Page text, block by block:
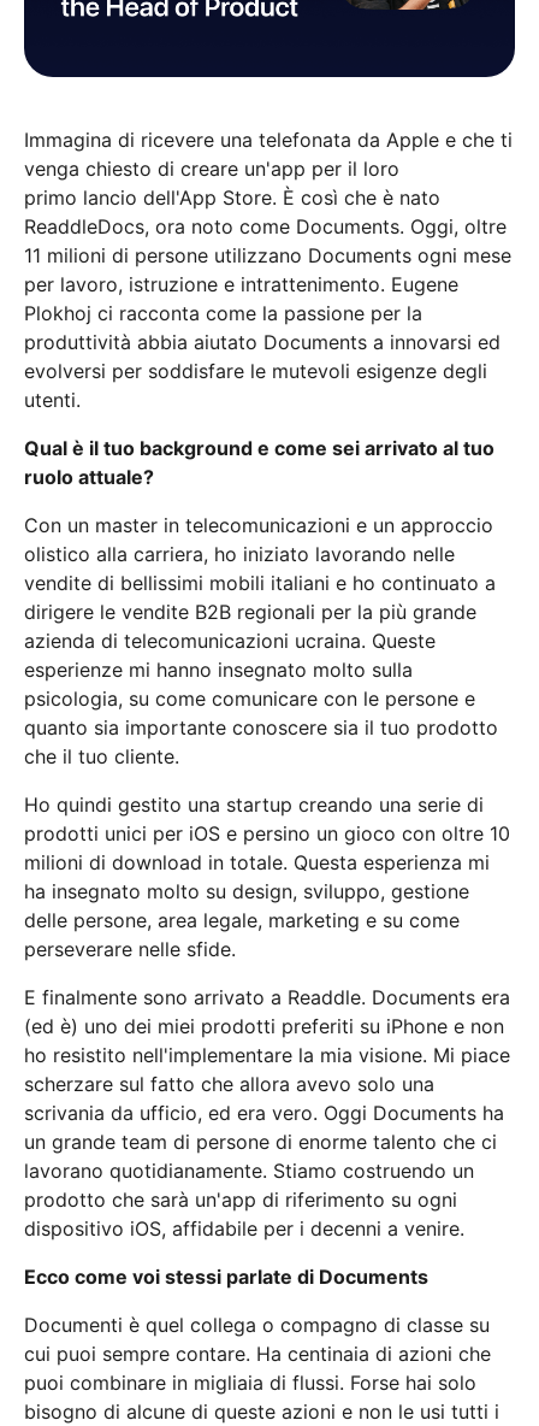
Immagina di ricevere una telefonata da Apple e che ti
venga chiesto di creare un'app per il loro
primo lancio dell'App Store. È così che è nato
ReaddleDocs, ora noto come Documents. Oggi, oltre
11 milioni di persone utilizzano Documents ogni mese
per lavoro, istruzione e intrattenimento. Eugene
Plokhoj ci racconta come la passione per la
produttività abbia aiutato Documents a innovarsi ed
evolversi per soddisfare le mutevoli esigenze degli
utenti.
Qual è il tuo background e come sei arrivato al tuo
ruolo attuale?
Con un master in telecomunicazioni e un approccio
olistico alla carriera, ho iniziato lavorando nelle
vendite di bellissimi mobili italiani e ho continuato a
dirigere le vendite B2B regionali per la più grande
azienda di telecomunicazioni ucraina. Queste
esperienze mi hanno insegnato molto sulla
psicologia, su come comunicare con le persone e
quanto sia importante conoscere sia il tuo prodotto
che il tuo cliente.
Ho quindi gestito una startup creando una serie di
prodotti unici per iOS e persino un gioco con oltre 10
milioni di download in totale. Questa esperienza mi
ha insegnato molto su design, sviluppo, gestione
delle persone, area legale, marketing e su come
perseverare nelle sfide.
E finalmente sono arrivato a Readdle. Documents era
(ed è) uno dei miei prodotti preferiti su iPhone e non
ho resistito nell'implementare la mia visione. Mi piace
scherzare sul fatto che allora avevo solo una
scrivania da ufficio, ed era vero. Oggi Documents ha
un grande team di persone di enorme talento che ci
lavorano quotidianamente. Stiamo costruendo un
prodotto che sarà un'app di riferimento su ogni
dispositivo iOS, affidabile per i decenni a venire.
Ecco come voi stessi parlate di Documents
Documenti è quel collega o compagno di classe su
cui puoi sempre contare. Ha centinaia di azioni che
puoi combinare in migliaia di flussi. Forse hai solo
bisogno di alcune di queste azioni e non le usi tutti i